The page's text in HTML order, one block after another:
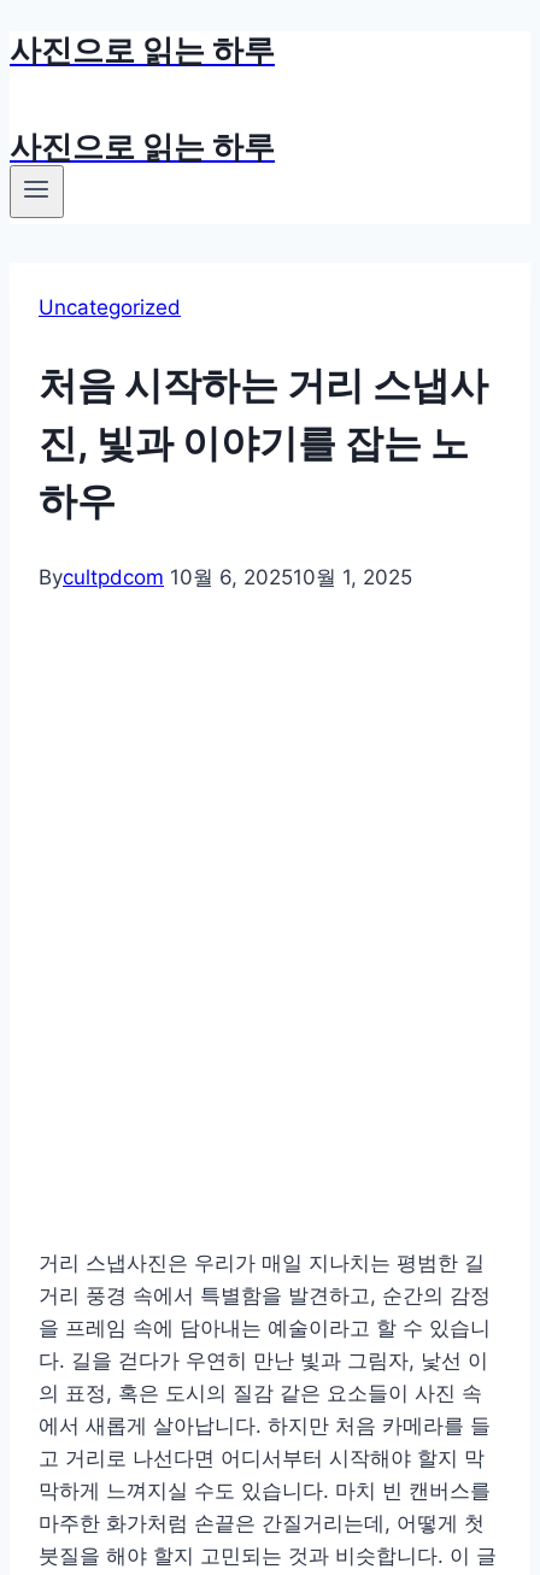
Skip
사진으로 읽는 하루
사진으로 읽는 하루
Uncategorized
처음 시작하는 거리 스냅사
진, 빛과 이야기를 잡는 노
하우
Bycultpdcom 10월 6, 202510월 1, 2025
거리 스냅사진은 우리가 매일 지나치는 평범한 길
거리 풍경 속에서 특별함을 발견하고, 순간의 감정
을 프레임 속에 담아내는 예술이라고 할 수 있습니
다. 길을 걷다가 우연히 만난 빛과 그림자, 낯선 이
의 표정, 혹은 도시의 질감 같은 요소들이 사진 속
에서 새롭게 살아납니다. 하지만 처음 카메라를 들
고 거리로 나선다면 어디서부터 시작해야 할지 막
막하게 느껴지실 수도 있습니다. 마치 빈 캔버스를
마주한 화가처럼 손끝은 간질거리는데, 어떻게 첫
붓질을 해야 할지 고민되는 것과 비슷합니다. 이 글